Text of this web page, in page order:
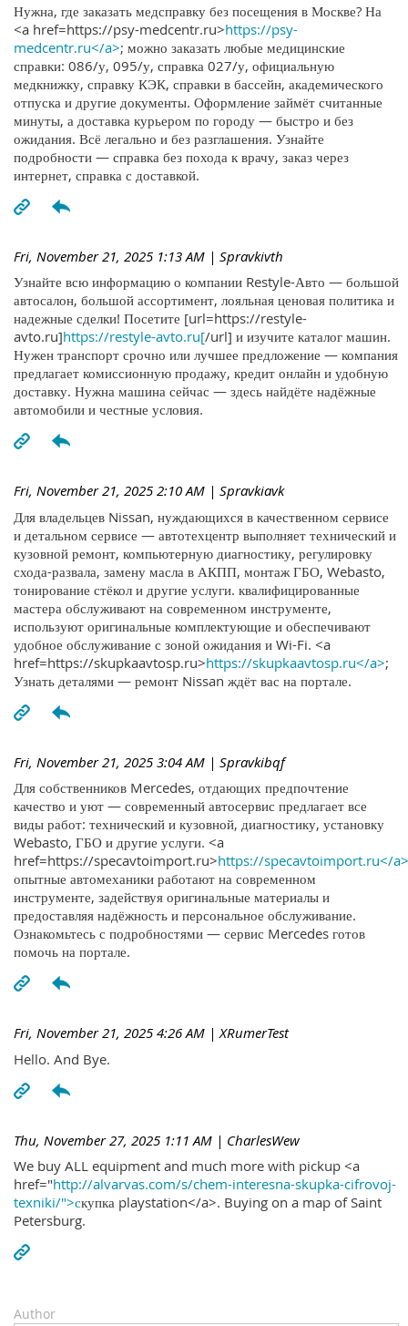
Нужна, где заказать медсправку без посещения в Москве? На
<a href=https://psy-medcentr.ru>https://psy-
medcentr.ru</a>; можно заказать любые медицинские
справки: 086/у, 095/у, справка 027/у, официальную
медкнижку, справку КЭК, справки в бассейн, академического
отпуска и другие документы. Оформление займёт считанные
минуты, а доставка курьером по городу — быстро и без
ожидания. Всё легально и без разглашения. Узнайте
подробности — справка без похода к врачу, заказ через
интернет, справка с доставкой.
Fri, November 21, 2025 1:13 AM | Spravkivth
Узнайте всю информацию о компании Restyle-Авто — большой
автосалон, большой ассортимент, лояльная ценовая политика и
надежные сделки! Посетите [url=https://restyle-
avto.ru]https://restyle-avto.ru[/url] и изучите каталог машин.
Нужен транспорт срочно или лучшее предложение — компания
предлагает комиссионную продажу, кредит онлайн и удобную
доставку. Нужна машина сейчас — здесь найдёте надёжные
автомобили и честные условия.
Fri, November 21, 2025 2:10 AM | Spravkiavk
Для владельцев Nissan, нуждающихся в качественном сервисе
и детальном сервисе — автотехцентр выполняет технический и
кузовной ремонт, компьютерную диагностику, регулировку
схода-развала, замену масла в АКПП, монтаж ГБО, Webasto,
тонирование стёкол и другие услуги. квалифицированные
мастера обслуживают на современном инструменте,
используют оригинальные комплектующие и обеспечивают
удобное обслуживание с зоной ожидания и Wi-Fi. <a
href=https://skupkaavtosp.ru>https://skupkaavtosp.ru</a>;
Узнать деталями — ремонт Nissan ждёт вас на портале.
Fri, November 21, 2025 3:04 AM | Spravkibqf
Для собственников Mercedes, отдающих предпочтение
качество и уют — современный автосервис предлагает все
виды работ: технический и кузовной, диагностику, установку
Webasto, ГБО и другие услуги. <a
href=https://specavtoimport.ru>https://specavtoimport.ru</a>
опытные автомеханики работают на современном
инструменте, задействуя оригинальные материалы и
предоставляя надёжность и персональное обслуживание.
Ознакомьтесь с подробностями — сервис Mercedes готов
помочь на портале.
Fri, November 21, 2025 4:26 AM | XRumerTest
Hello. And Bye.
Thu, November 27, 2025 1:11 AM | CharlesWew
We buy ALL equipment and much more with pickup <a
href="http://alvarvas.com/s/chem-interesna-skupka-cifrovoj-
texniki/">скупка playstation</a>. Buying on a map of Saint
Petersburg.
Author